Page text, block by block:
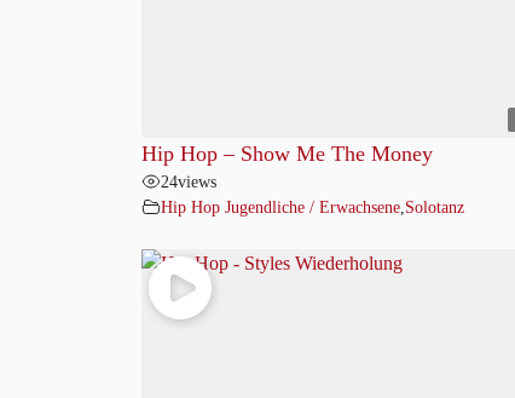
Hip Hop – Show Me The Money
24views
Hip Hop Jugendliche / Erwachsene Solotanz